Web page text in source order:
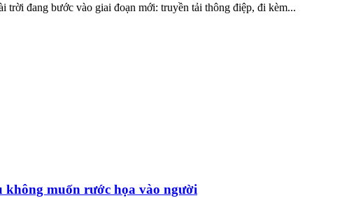
trời đang bước vào giai đoạn mới: truyền tải thông điệp, đi kèm...
muốn rước họa vào người